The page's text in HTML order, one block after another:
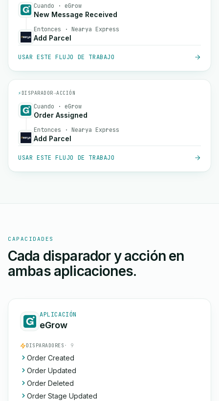
Cuando · eGrow
New Message Received
Entonces · Nearya Express
Add Parcel
USAR ESTE FLUJO DE TRABAJO
⚡ DISPARADOR→ACCIÓN
Cuando · eGrow
Order Assigned
Entonces · Nearya Express
Add Parcel
USAR ESTE FLUJO DE TRABAJO
CAPACIDADES
Cada disparador y acción en
ambas aplicaciones.
APLICACIÓN
eGrow
DISPARADORES · 9
Order Created
Order Updated
Order Deleted
Order Stage Updated